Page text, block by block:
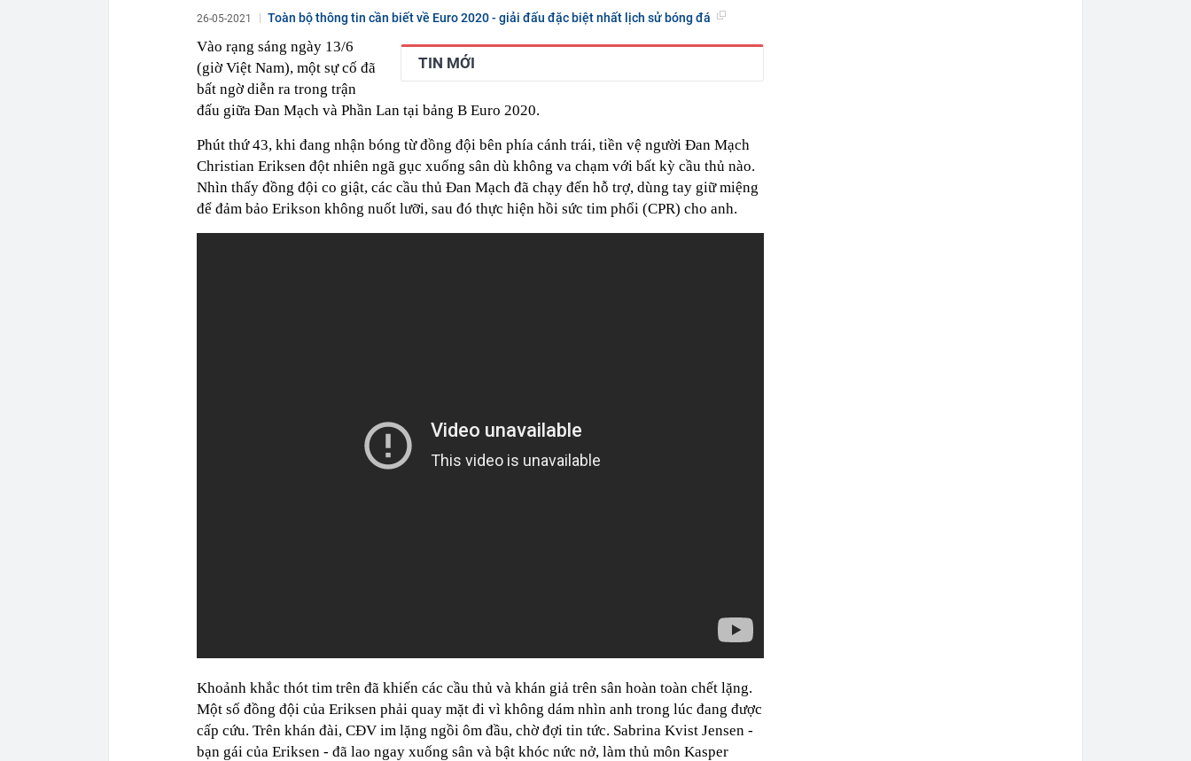
26-05-2021 Toàn bộ thông tin cần biết về Euro 2020 - giải đấu đặc biệt nhất lịch sử bóng đá
TIN MỚI
Vào rạng sáng ngày 13/6
(giờ Việt Nam), một sự cố đã
bất ngờ diễn ra trong trận
đấu giữa Đan Mạch và Phần Lan tại bảng B Euro 2020.
Phút thứ 43, khi đang nhận bóng từ đồng đội bên phía cánh trái, tiền vệ người Đan Mạch
Christian Eriksen đột nhiên ngã gục xuống sân dù không va chạm với bất kỳ cầu thủ nào.
Nhìn thấy đồng đội co giật, các cầu thủ Đan Mạch đã chạy đến hỗ trợ, dùng tay giữ miệng
để đảm bảo Erikson không nuốt lưỡi, sau đó thực hiện hồi sức tim phổi (CPR) cho anh.
Khoảnh khắc thót tim trên đã khiến các cầu thủ và khán giả trên sân hoàn toàn chết lặng.
Một số đồng đội của Eriksen phải quay mặt đi vì không dám nhìn anh trong lúc đang được
cấp cứu. Trên khán đài, CĐV im lặng ngồi ôm đầu, chờ đợi tin tức. Sabrina Kvist Jensen -
bạn gái của Eriksen - đã lao ngay xuống sân và bật khóc nức nở, làm thủ môn Kasper